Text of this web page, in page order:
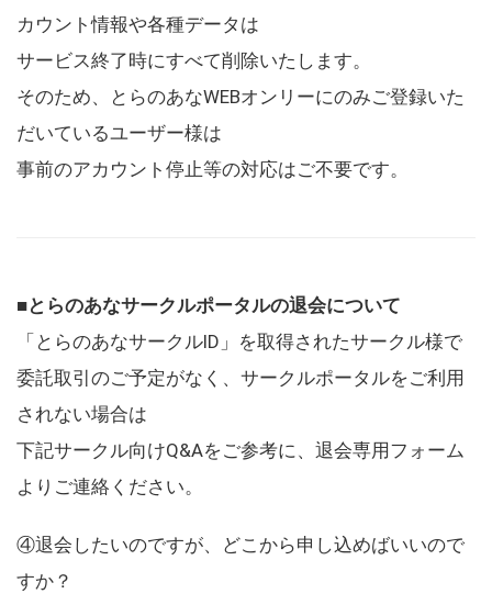
カウント情報や各種データは
サービス終了時にすべて削除いたします。
そのため、とらのあなWEBオンリーにのみご登録いた
だいているユーザー様は
事前のアカウント停止等の対応はご不要です。
■とらのあなサークルポータルの退会について
「とらのあなサークルID」を取得されたサークル様で
委託取引のご予定がなく、サークルポータルをご利用
されない場合は
下記サークル向けQ&Aをご参考に、退会専用フォーム
よりご連絡ください。
④退会したいのですが、どこから申し込めばいいので
すか？